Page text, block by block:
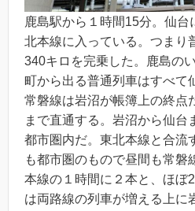
鹿島駅から１時間15分。仙
北本線に入っている。つまり
340キロを完乗した。鹿島の
町から出る普通列車はすべて
常磐線は岩沼が帳簿上の終点
まで直通する。岩沼から仙台
都市圏内だ。東北本線と合流
も都市圏のもので昼間も常磐
本線の１時間に２本と、ほぼ
は両路線の列車が増える上に